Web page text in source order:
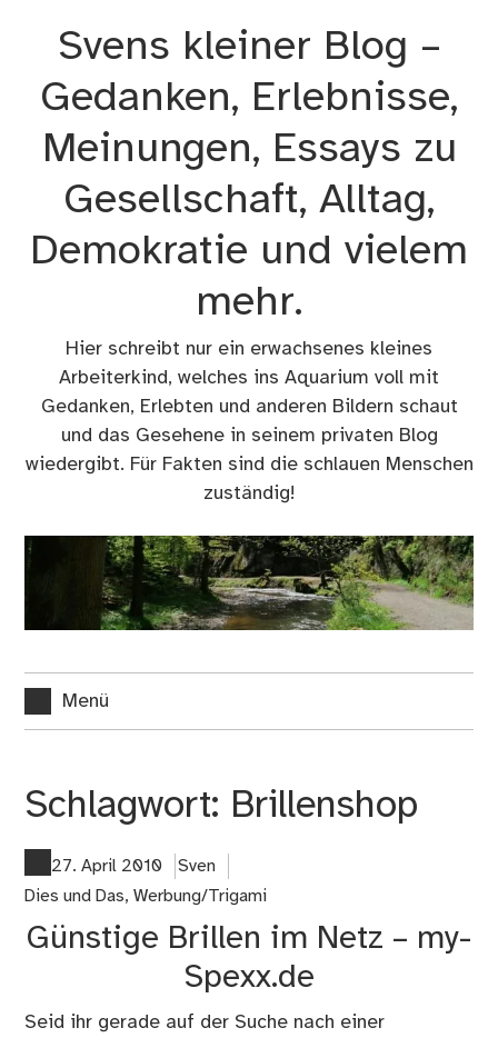
Svens kleiner Blog –
Gedanken, Erlebnisse,
Meinungen, Essays zu
Gesellschaft, Alltag,
Demokratie und vielem
mehr.
Hier schreibt nur ein erwachsenes kleines
Arbeiterkind, welches ins Aquarium voll mit
Gedanken, Erlebten und anderen Bildern schaut
und das Gesehene in seinem privaten Blog
wiedergibt. Für Fakten sind die schlauen Menschen
zuständig!
Menü
Schlagwort: Brillenshop
27. April 2010
Sven
Dies und Das,Werbung/Trigami
Günstige Brillen im Netz – my-
Spexx.de
Seid ihr gerade auf der Suche nach einer